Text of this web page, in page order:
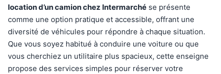
location d’un camion chez Intermarché se présente
comme une option pratique et accessible, offrant une
diversité de véhicules pour répondre à chaque situation.
Que vous soyez habitué à conduire une voiture ou que
vous cherchiez un utilitaire plus spacieux, cette enseigne
propose des services simples pour réserver votre